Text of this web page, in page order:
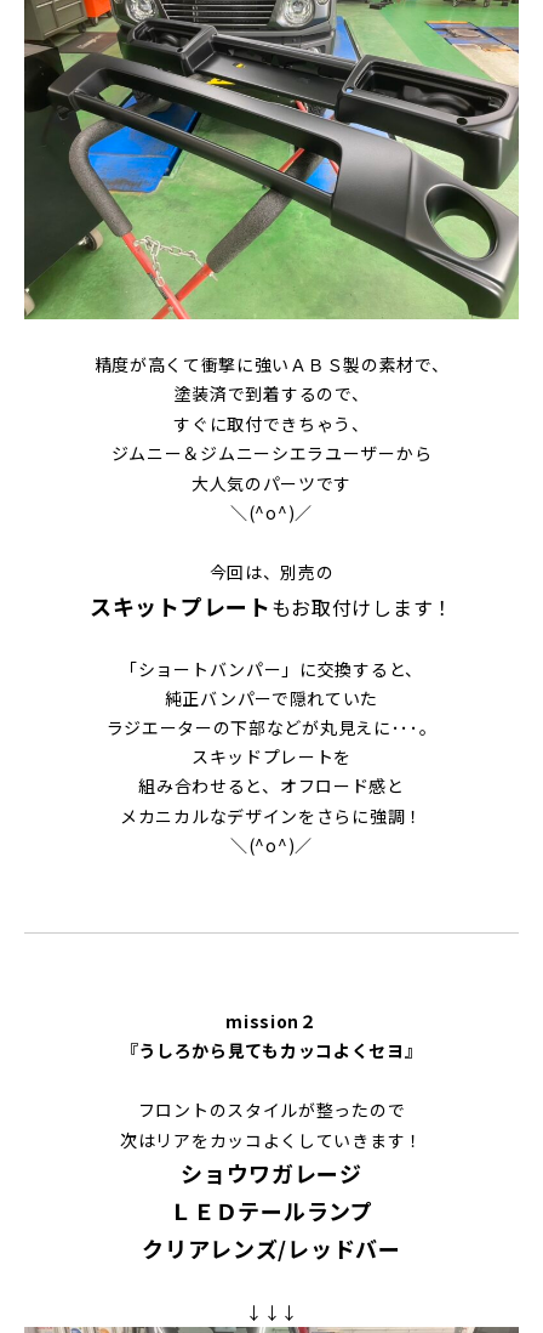
精度が高くて衝撃に強いＡＢＳ製の素材で、
塗装済で到着するので、
すぐに取付できちゃう、
ジムニー＆ジムニーシエラユーザーから
大人気のパーツです
＼(^o^)／
今回は、別売の
スキットプレートもお取付けします！
「ショートバンパー」に交換すると、
純正バンパーで隠れていた
ラジエーターの下部などが丸見えに･･･。
スキッドプレートを
組み合わせると、オフロード感と
メカニカルなデザインをさらに強調！
＼(^o^)／
mission ２
『うしろから見てもカッコよくセヨ』
フロントのスタイルが整ったので
次はリアをカッコよくしていきます！
ショウワガレージ
ＬＥＤテールランプ
クリアレンズ/レッドバー
↓↓↓